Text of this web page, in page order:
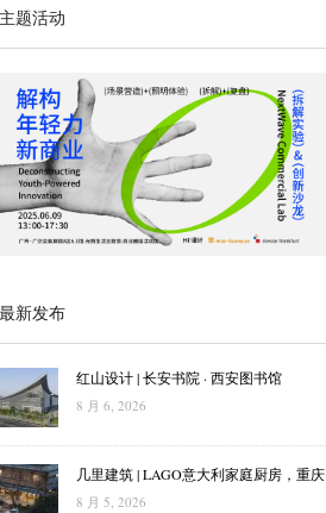
题活动
新发布
红山设计 | 长安书院 · 西安图书馆
8 月 6, 2026
几里建筑 | LAGO意大利家庭厨房，重庆
8 月 5, 2026